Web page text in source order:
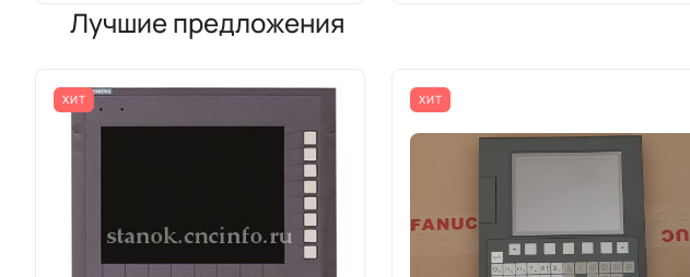
Лучшие предложения
ХИТ ХИТ